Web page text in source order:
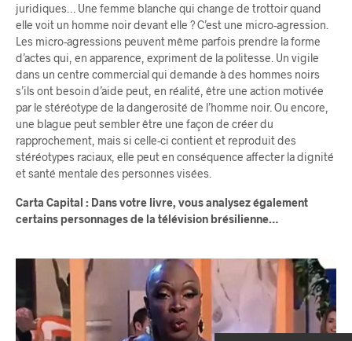
juridiques… Une femme blanche qui change de trottoir quand
elle voit un homme noir devant elle ? C’est une micro-agression.
Les micro-agressions peuvent même parfois prendre la forme
d’actes qui, en apparence, expriment de la politesse. Un vigile
dans un centre commercial qui demande à des hommes noirs
s’ils ont besoin d’aide peut, en réalité, être une action motivée
par le stéréotype de la dangerosité de l’homme noir. Ou encore,
une blague peut sembler être une façon de créer du
rapprochement, mais si celle-ci contient et reproduit des
stéréotypes raciaux, elle peut en conséquence affecter la dignité
et santé mentale des personnes visées.
Carta Capital : Dans votre livre, vous analysez également
certains personnages de la télévision brésilienne…